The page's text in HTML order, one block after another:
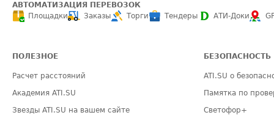
АВТОМАТИЗАЦИЯ ПЕРЕВОЗОК
Площадки
Заказы Торги Тендеры АТИ-Доки
ПОЛЕЗНОЕ
Расчет расстояний
Академия ATI.SU
Звезды ATI.SU на вашем сайте
БЕЗОПАСНОСТЬ
ATI.SU о
Памятка по
Светофор+